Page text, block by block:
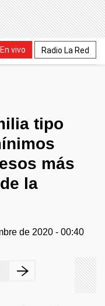
En vivo Radio La Red
tipo
más
la
de 2020 - 00:40